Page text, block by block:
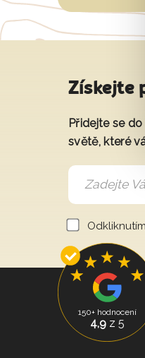
Získejte
Přidejte se
světě, které
150+ hodnocení
4,9z 5